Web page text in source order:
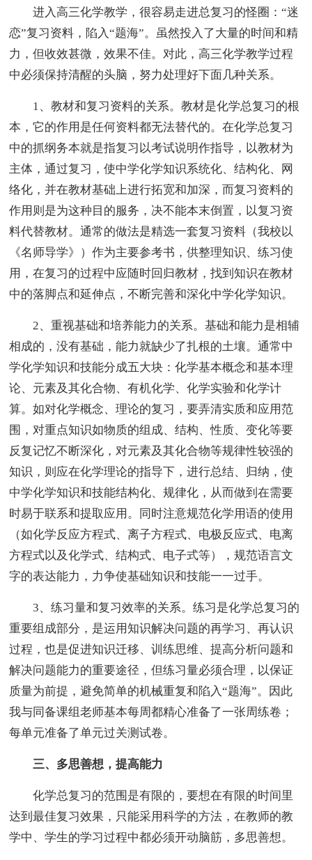
进入高三化学教学，很容易走进总复习的怪圈：“迷
恋”复习资料，陷入“题海”。虽然投入了大量的时间和精
力，但收效甚微，效果不佳。对此，高三化学教学过程
中必须保持清醒的头脑，努力处理好下面几种关系。
1、教材和复习资料的关系。教材是化学总复习的根
本，它的作用是任何资料都无法替代的。在化学总复习
中的抓纲务本就是指复习以考试说明作指导，以教材为
主体，通过复习，使中学化学知识系统化、结构化、网
络化，并在教材基础上进行拓宽和加深，而复习资料的
作用则是为这种目的服务，决不能本末倒置，以复习资
料代替教材。通常的做法是精选一套复习资料（我校以
《名师导学》）作为主要参考书，供整理知识、练习使
用，在复习的过程中应随时回归教材，找到知识在教材
中的落脚点和延伸点，不断完善和深化中学化学知识。
2、重视基础和培养能力的关系。基础和能力是相辅
相成的，没有基础，能力就缺少了扎根的土壤。通常中
学化学知识和技能分成五大块：化学基本概念和基本理
论、元素及其化合物、有机化学、化学实验和化学计
算。如对化学概念、理论的复习，要弄清实质和应用范
围，对重点知识如物质的组成、结构、性质、变化等要
反复记忆不断深化，对元素及其化合物等规律性较强的
知识，则应在化学理论的指导下，进行总结、归纳，使
中学化学知识和技能结构化、规律化，从而做到在需要
时易于联系和提取应用。同时注意规范化学用语的使用
（如化学反应方程式、离子方程式、电极反应式、电离
方程式以及化学式、结构式、电子式等），规范语言文
字的表达能力，力争使基础知识和技能一一过手。
3、练习量和复习效率的关系。练习是化学总复习的
重要组成部分，是运用知识解决问题的再学习、再认识
过程，也是促进知识迁移、训练思维、提高分析问题和
解决问题能力的重要途径，但练习量必须合理，以保证
质量为前提，避免简单的机械重复和陷入“题海”。因此
我与同备课组老师基本每周都精心准备了一张周练卷；
每单元准备了单元过关测试卷。
三、多思善想，提高能力
化学总复习的范围是有限的，要想在有限的时间里
达到最佳复习效果，只能采用科学的方法，在教师的教
学中、学生的学习过程中都必须开动脑筋，多思善想。